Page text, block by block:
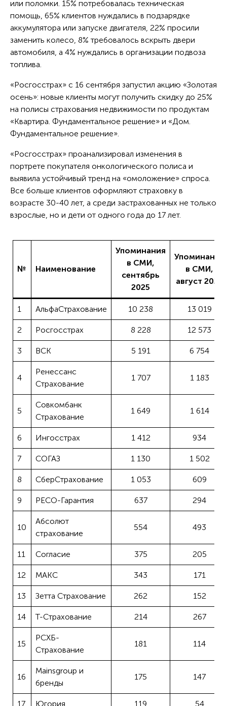
или поломки. 15% потребовалась техническая
помощь, 65% клиентов нуждались в подзарядке
аккумулятора или запуске двигателя, 22% просили
заменить колесо, 8% требовалось вскрыть двери
автомобиля, а 4% нуждались в организации подвоза
топлива.
«Росгосстрах» с 16 сентября запустил акцию «Золотая
осень»: новые клиенты могут получить скидку до 25%
на полисы страхования недвижимости по продуктам
«Квартира. Фундаментальное решение» и «Дом.
Фундаментальное решение».
«Росгосстрах» проанализировал изменения в
портрете покупателя онкологического полиса и
выявила устойчивый тренд на «омоложение» спроса.
Все больше клиентов оформляют страховку в
возрасте 30-40 лет, а среди застрахованных не только
взрослые, но и дети от одного года до 17 лет.
№ Наименование
Упоминания
в СМИ,
сентябрь
2025
Упоминания
в СМИ,
август 2025
1 АльфаСтрахование 10 238 13 019
2 Росгосстрах 8 228 12 573
3 ВСК 5 191 6 754
4
Ренессанс
Страхование
1 707 1 183
5
Совкомбанк
Страхование
1 649 1 614
6 Ингосстрах 1 412 934
7 СОГАЗ 1 130 1 502
8 СберСтрахование 1 053 609
9 РЕСО-Гарантия 637 294
10
Абсолют
страхование
554 493
11 Согласие 375 205
12 МАКС 343 171
13 Зетта Страхование 262 152
14 Т-Страхование 214 267
15
РСХБ-
Страхование
181 114
16
Mainsgroup и
бренды
175 147
17 Югория 119 54